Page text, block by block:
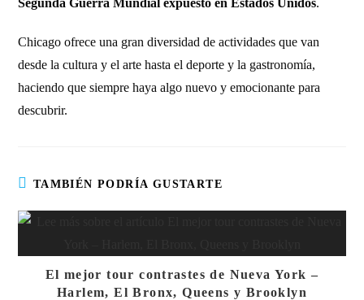
Segunda Guerra Mundial expuesto en Estados Unidos.
Chicago ofrece una gran diversidad de actividades que van
desde la cultura y el arte hasta el deporte y la gastronomía,
haciendo que siempre haya algo nuevo y emocionante para
descubrir.
TAMBIÉN PODRÍA GUSTARTE
El mejor tour contrastes de Nueva York –
Harlem, El Bronx, Queens y Brooklyn